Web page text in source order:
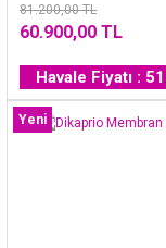
81.200,00 TL
60.900,00 TL
Havale Fiyatı :
Yeni